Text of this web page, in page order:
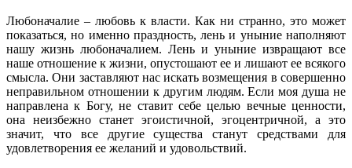
Любоначалие – любовь к власти. Как ни странно, это может
показаться, но именно праздность, лень и уныние наполняют
нашу жизнь любоначалием. Лень и уныние извращают все
наше отношение к жизни, опустошают ее и лишают ее всякого
смысла. Они заставляют нас искать возмещения в совершенно
неправильном отношении к другим людям. Если моя душа не
направлена к Богу, не ставит себе целью вечные ценности,
она неизбежно станет эгоистичной, эгоцентричной, а это
значит, что все другие существа станут средствами для
удовлетворения ее желаний и удовольствий.